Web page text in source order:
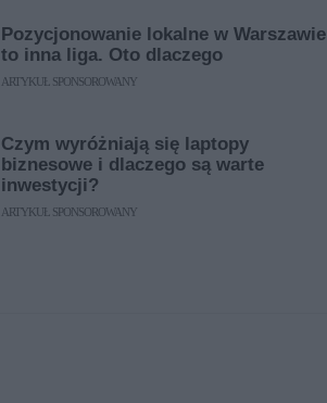
Pozycjonowanie lokalne w Warszawie
to inna liga. Oto dlaczego
ARTYKUŁ SPONSOROWANY
Czym wyróżniają się laptopy
biznesowe i dlaczego są warte
inwestycji?
ARTYKUŁ SPONSOROWANY